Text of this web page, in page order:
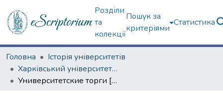
Розділи
та
колекції
Пошук за
критеріями
Статистика
Головна
Історія університетів
Харківський університет (сторінками періодичних видань)
Университетские торги [о сдаче с подряда постройки химического института]